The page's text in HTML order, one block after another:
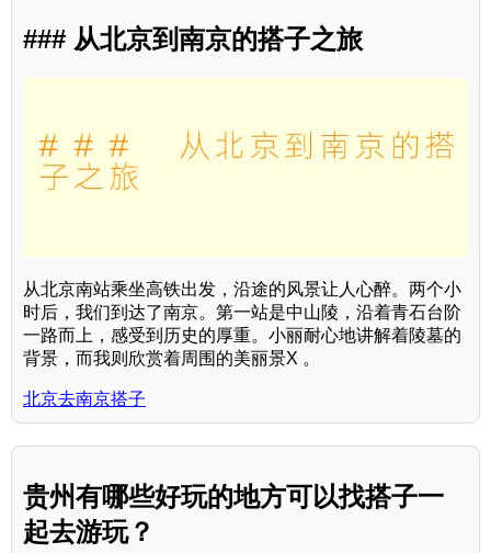
### 从北京到南京的搭子之旅
从北京南站乘坐高铁出发，沿途的风景让人心醉。两个小
时后，我们到达了南京。第一站是中山陵，沿着青石台阶
一路而上，感受到历史的厚重。小丽耐心地讲解着陵墓的
背景，而我则欣赏着周围的美丽景X 。
北京去南京搭子
贵州有哪些好玩的地方可以找搭子一
起去游玩？